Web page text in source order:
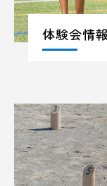
体験会情報